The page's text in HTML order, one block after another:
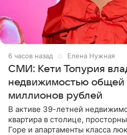
6 часов назад Елена Нужная
СМИ: Кети Топурия
недвижимостью общей
миллионов рублей
В активе 39-летней
квартира в столице,
Горе и апартаменты класса